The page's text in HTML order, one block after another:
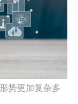
势更加复杂多